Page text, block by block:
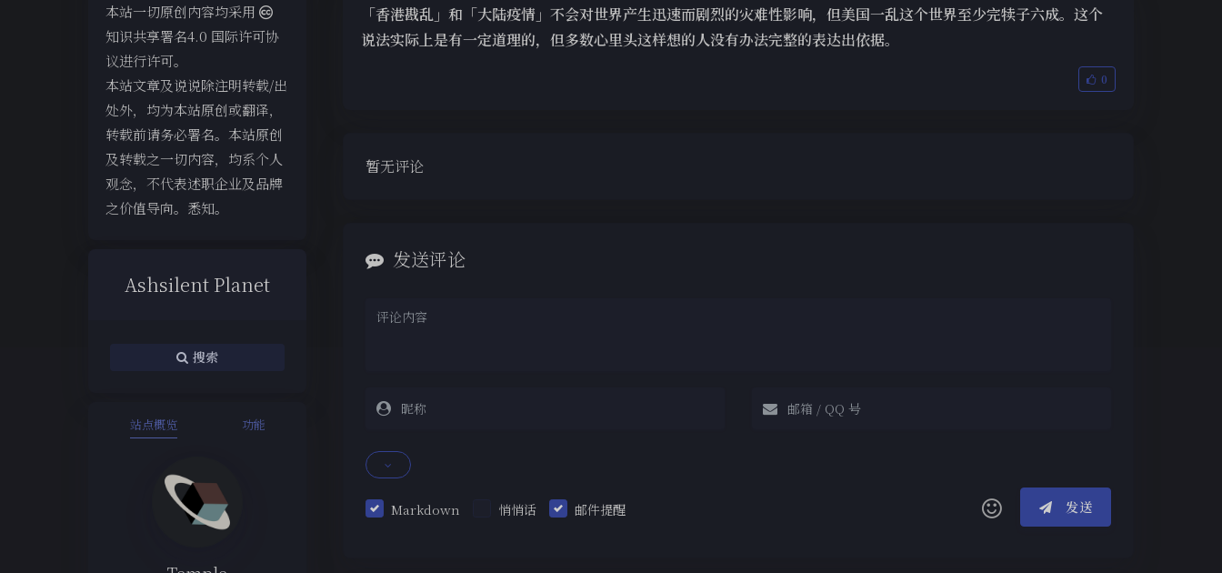
浅阴影 深阴影
本站一切原创内容均采用
知识共享署名4.0 国际许可协
议进行许可。
本站文章及说说除注明转载/出
处外，均为本站原创或翻译，
转载前请务必署名。本站原创
及转载之一切内容，均系个人
观念，不代表述职企业及品牌
之价值导向。悉知。
Ashsilent Planet
搜索
站点概览 功能
「香港戡乱」和「大陆疫情」不会对世界产生迅速而剧烈的灾难性影响，但美国一乱这个世界至少完犊子六成。这个
说法实际上是有一定道理的，但多数心里头这样想的人没有办法完整的表达出依据。
0
暂无评论
发送评论
Markdown 悄悄话 邮件提醒 发送